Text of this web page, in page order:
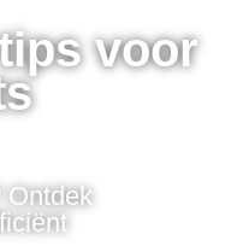
voor
Ontdek